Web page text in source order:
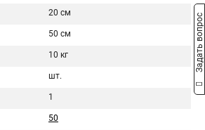
20 см
50 см
10 кг
шт.
1
50
Задать вопрос